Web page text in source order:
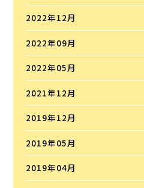
2022年12月
2022年09月
2022年05月
2021年12月
2019年12月
2019年05月
2019年04月